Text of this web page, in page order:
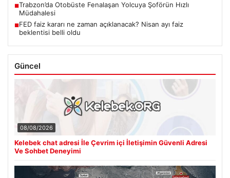
■Trabzon’da Otobüste Fenalaşan Yolcuya Şoförün Hızlı
Müdahalesi
■FED faiz kararı ne zaman açıklanacak? Nisan ayı faiz
beklentisi belli oldu
Güncel
08/08/2026
Kelebek chat adresi İle Çevrim içi İletişimin Güvenli Adresi
Ve Sohbet Deneyimi